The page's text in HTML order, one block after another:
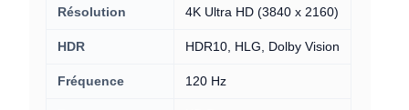
Résolution 4K Ultra HD (3840 x 2160)
HDR HDR10, HLG, Dolby Vision
Fréquence 120 Hz